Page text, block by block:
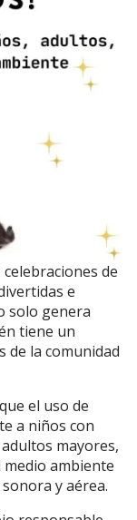
de
e
solo genera
tiene un
de la comunidad
el uso de
a niños con
mayores,
medio ambiente
y aérea.